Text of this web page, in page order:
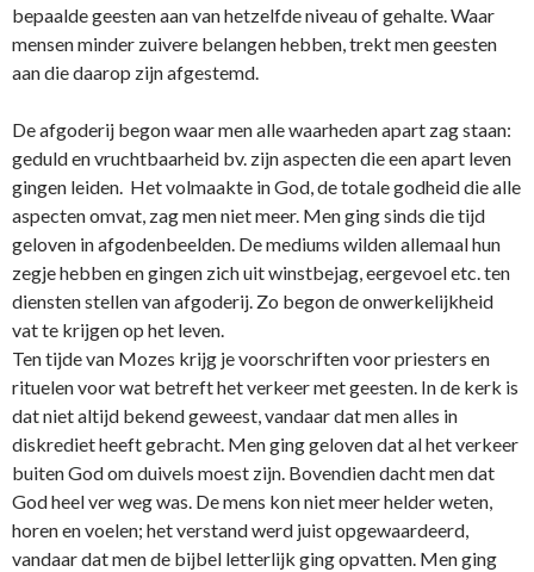
bepaalde geesten aan van hetzelfde niveau of gehalte. Waar
mensen minder zuivere belangen hebben, trekt men geesten
aan die daarop zijn afgestemd.
De afgoderij begon waar men alle waarheden apart zag staan:
geduld en vruchtbaarheid bv. zijn aspecten die een apart leven
gingen leiden. Het volmaakte in God, de totale godheid die alle
aspecten omvat, zag men niet meer. Men ging sinds die tijd
geloven in afgodenbeelden. De mediums wilden allemaal hun
zegje hebben en gingen zich uit winstbejag, eergevoel etc. ten
diensten stellen van afgoderij. Zo begon de o­nwerkelijkheid
vat te krijgen op het leven.
Ten tijde van Mozes krijg je voorschriften voor priesters en
rituelen voor wat betreft het verkeer met geesten. In de kerk is
dat niet altijd bekend geweest, vandaar dat men alles in
diskrediet heeft gebracht. Men ging geloven dat al het verkeer
buiten God om duivels moest zijn. Bovendien dacht men dat
God heel ver weg was. De mens kon niet meer helder weten,
horen en voelen; het verstand werd juist opgewaardeerd,
vandaar dat men de bijbel letterlijk ging opvatten. Men ging